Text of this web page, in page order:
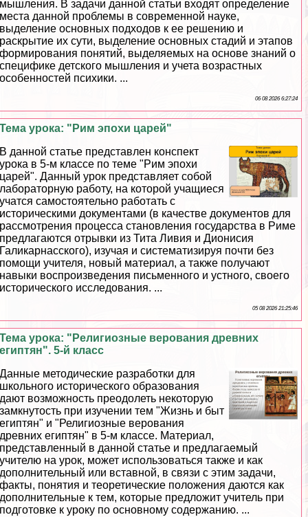
мышления. В задачи данной статьи входят определение
места данной проблемы в современной науке,
выделение основных подходов к ее решению и
раскрытие их сути, выделение основных стадий и этапов
формирования понятий, выделяемых на основе знаний о
специфике детского мышления и учета возрастных
особенностей психики. ...
06 08 2026 6:27:24
Тема урока: "Рим эпохи царей"
В данной статье представлен конспект
урока в 5-м классе по теме "Рим эпохи
царей". Данный урок представляет собой
лабораторную работу, на которой учащиеся
учатся самостоятельно работать с
историческими документами (в качестве документов для
рассмотрения процесса становления государства в Риме
предлагаются отрывки из Тита Ливия и Дионисия
Галикарнасского), изучая и систематизируя почти без
помощи учителя, новый материал, а также получают
навыки воспроизведения письменного и устного, своего
исторического исследования. ...
05 08 2026 21:25:46
Тема урока: "Религиозные верования древних
египтян". 5-й класс
Данные методические разработки для
школьного исторического образования
дают возможность преодолеть некоторую
замкнутость при изучении тем "Жизнь и быт
египтян" и "Религиозные верования
древних египтян" в 5-м классе. Материал,
представленный в данной статье и предлагаемый
учителю на урок, может использоваться также и как
дополнительный или вставной, в связи с этим задачи,
факты, понятия и теоретические положения даются как
дополнительные к тем, которые предложит учитель при
подготовке к уроку по основному содержанию. ...